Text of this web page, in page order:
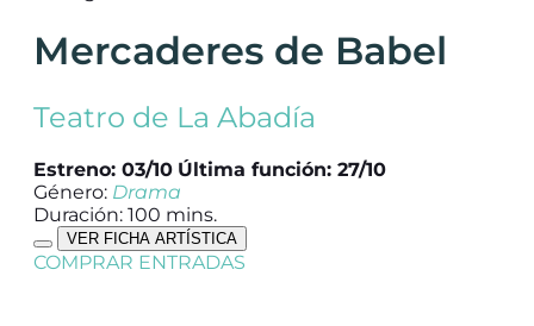
Mercaderes de Babel
Teatro de La Abadía
Estreno: 03/10 Última función: 27/10
Género: Drama
Duración: 100 mins.
VER FICHA ARTÍSTICA
COMPRAR ENTRADAS